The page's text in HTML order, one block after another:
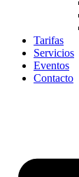
Tarifas
Servicios
Eventos
Contacto